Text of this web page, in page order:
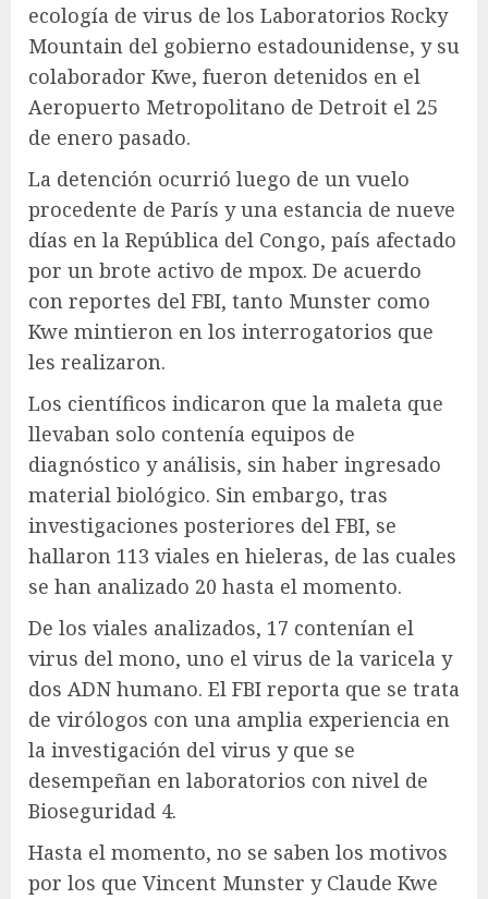
ecología de virus de los Laboratorios Rocky
Mountain del gobierno estadounidense, y su
colaborador Kwe, fueron detenidos en el
Aeropuerto Metropolitano de Detroit el 25
de enero pasado.
La detención ocurrió luego de un vuelo
procedente de París y una estancia de nueve
días en la República del Congo, país afectado
por un brote activo de mpox. De acuerdo
con reportes del FBI, tanto Munster como
Kwe mintieron en los interrogatorios que
les realizaron.
Los científicos indicaron que la maleta que
llevaban solo contenía equipos de
diagnóstico y análisis, sin haber ingresado
material biológico. Sin embargo, tras
investigaciones posteriores del FBI, se
hallaron 113 viales en hieleras, de las cuales
se han analizado 20 hasta el momento.
De los viales analizados, 17 contenían el
virus del mono, uno el virus de la varicela y
dos ADN humano. El FBI reporta que se trata
de virólogos con una amplia experiencia en
la investigación del virus y que se
desempeñan en laboratorios con nivel de
Bioseguridad 4.
Hasta el momento, no se saben los motivos
por los que Vincent Munster y Claude Kwe